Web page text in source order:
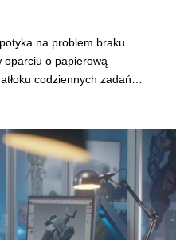
na problem braku
oparciu o papierową
codziennych zadań…